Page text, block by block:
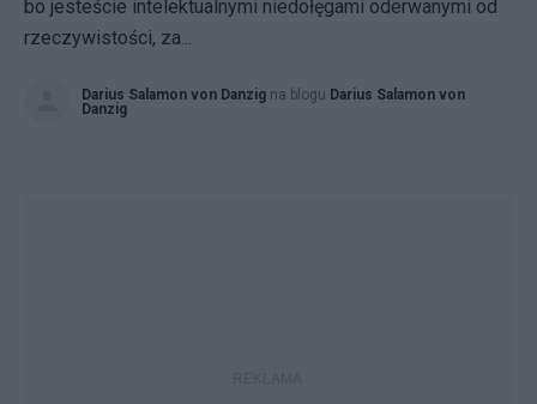
bo jesteście intelektualnymi niedołęgami oderwanymi od
rzeczywistości, za...
Darius Salamon von Danzig na blogu Darius Salamon von
Danzig